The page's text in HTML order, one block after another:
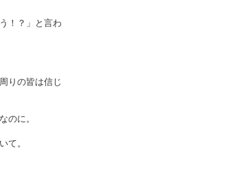
！？」と言わ
りの皆は信じ
のに。
て。